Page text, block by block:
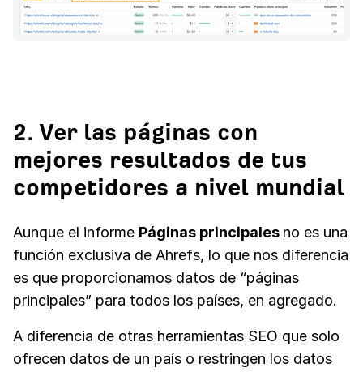
2. Ver las páginas con
mejores resultados de tus
competidores a nivel mundial
Aunque el informe Páginas principales no es una
función exclusiva de Ahrefs, lo que nos diferencia
es que proporcionamos datos de “páginas
principales” para todos los países, en agregado.
A diferencia de otras herramientas SEO que solo
ofrecen datos de un país o restringen los datos